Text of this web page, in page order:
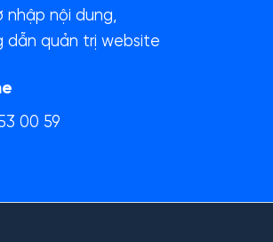
nhập nội dung,
dẫn quản trị website
00 59